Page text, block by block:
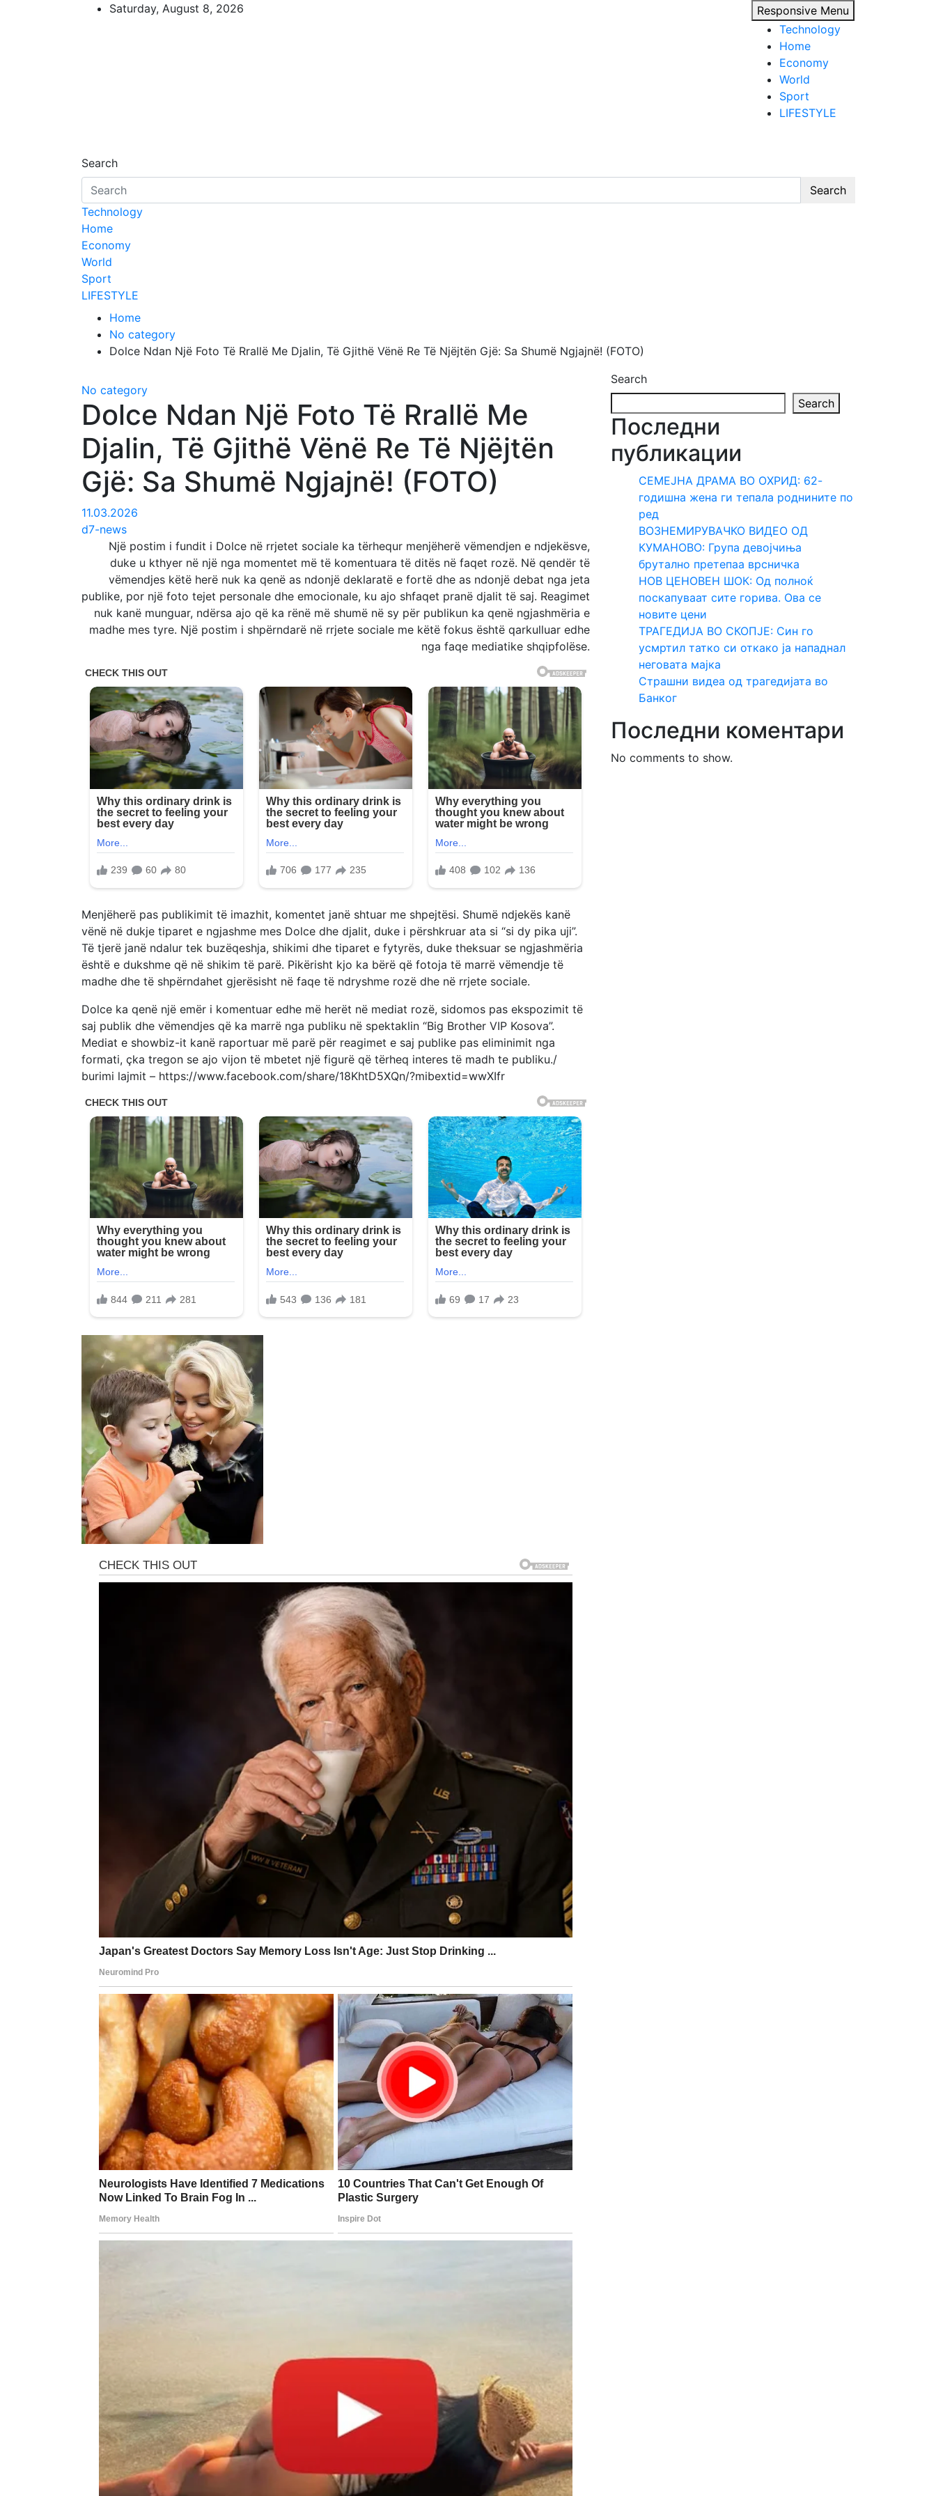
Saturday, August 8, 2026
Responsive Menu
Technology
Home
Economy
World
Sport
LIFESTYLE
d7-news.com
News
Search
Search
Technology
Home
Economy
World
Sport
LIFESTYLE
Home
No category
Dolce Ndan Një Foto Të Rrallë Me Djalin, Të Gjithë Vënë Re Të Njëjtën Gjë: Sa Shumë Ngjajnë! (FOTO)
No category
Dolce Ndan Një Foto Të Rrallë Me
Djalin, Të Gjithë Vënë Re Të Njëjtën
Gjë: Sa Shumë Ngjajnë! (FOTO)
11.03.2026
d7-news
Një postim i fundit i Dolce në rrjetet sociale ka tërhequr menjëherë vëmendjen e ndjekësve,
duke u kthyer në një nga momentet më të komentuara të ditës në faqet rozë. Në qendër të
vëmendjes këtë herë nuk ka qenë as ndonjë deklaratë e fortë dhe as ndonjë debat nga jeta
publike, por një foto tejet personale dhe emocionale, ku ajo shfaqet pranë djalit të saj. Reagimet
nuk kanë munguar, ndërsa ajo që ka rënë më shumë në sy për publikun ka qenë ngjashmëria e
madhe mes tyre. Një postim i shpërndarë në rrjete sociale me këtë fokus është qarkulluar edhe
nga faqe mediatike shqipfolëse.
Menjëherë pas publikimit të imazhit, komentet janë shtuar me shpejtësi. Shumë ndjekës kanë
vënë në dukje tiparet e ngjashme mes Dolce dhe djalit, duke i përshkruar ata si “si dy pika uji”.
Të tjerë janë ndalur tek buzëqeshja, shikimi dhe tiparet e fytyrës, duke theksuar se ngjashmëria
është e dukshme që në shikim të parë. Pikërisht kjo ka bërë që fotoja të marrë vëmendje të
madhe dhe të shpërndahet gjerësisht në faqe të ndryshme rozë dhe në rrjete sociale.
Dolce ka qenë një emër i komentuar edhe më herët në mediat rozë, sidomos pas ekspozimit të
saj publik dhe vëmendjes që ka marrë nga publiku në spektaklin “Big Brother VIP Kosova”.
Mediat e showbiz-it kanë raportuar më parë për reagimet e saj publike pas eliminimit nga
formati, çka tregon se ajo vijon të mbetet një figurë që tërheq interes të madh te publiku./
burimi lajmit – https://www.facebook.com/share/18KhtD5XQn/?mibextid=wwXIfr
Search
Search
Последни
публикации
СЕМЕЈНА ДРАМА ВО ОХРИД: 62-
годишна жена ги тепала роднините по
ред
ВОЗНЕМИРУВАЧКО ВИДЕО ОД
КУМАНОВО: Група девојчиња
брутално претепаа врсничка
НОВ ЦЕНОВЕН ШОК: Од полноќ
поскапуваат сите горива. Ова се
новите цени
ТРАГЕДИЈА ВО СКОПЈЕ: Син го
усмртил татко си откако ја нападнал
неговата мајка
Страшни видеа од трагедијата во
Банког
Последни коментари
No comments to show.